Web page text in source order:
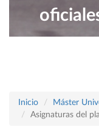
Inicio
Máster
Asignaturas del